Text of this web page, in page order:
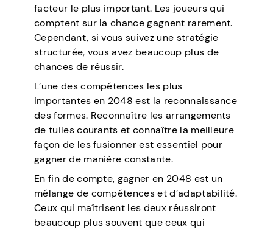
facteur le plus important. Les joueurs qui
comptent sur la chance gagnent rarement.
Cependant, si vous suivez une stratégie
structurée, vous avez beaucoup plus de
chances de réussir.
L’une des compétences les plus
importantes en 2048 est la reconnaissance
des formes. Reconnaître les arrangements
de tuiles courants et connaître la meilleure
façon de les fusionner est essentiel pour
gagner de manière constante.
En fin de compte, gagner en 2048 est un
mélange de compétences et d’adaptabilité.
Ceux qui maîtrisent les deux réussiront
beaucoup plus souvent que ceux qui